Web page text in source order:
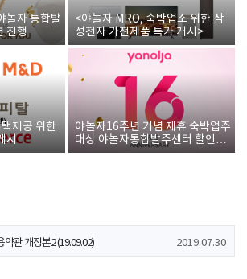
놀자 통합발
진행
<야놀자 MRO, 숙박업소 위한 삼
성전자 가전제품 특가 개시>
제공 위한
시
야놀자16주년 기념 제휴 숙박업주
대상 야놀자통합발주센터 할인쿠
폰 증정
개정본1 (19.09.02)
관 개정본2 (19.09.02) 2019.07.30